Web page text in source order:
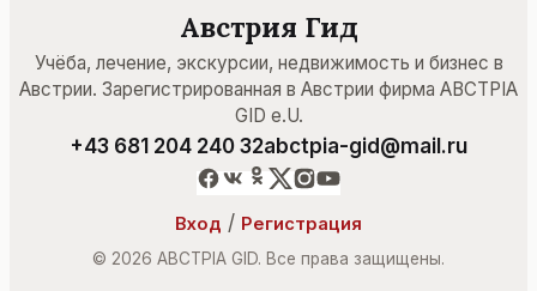
Австрия Гид
Учёба, лечение, экскурсии, недвижимость и бизнес в
Австрии. Зарегистрированная в Австрии фирма ABCTPIA
GID e.U.
+43 681 204 240 32abctpia-gid@mail.ru
Вход / Регистрация
© 2026 ABCTPIA GID. Все права защищены.